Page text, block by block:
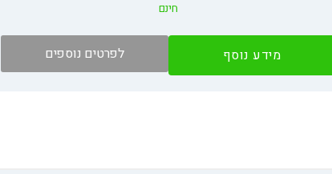
חינם
מידע נוסף לפרטים נוספים